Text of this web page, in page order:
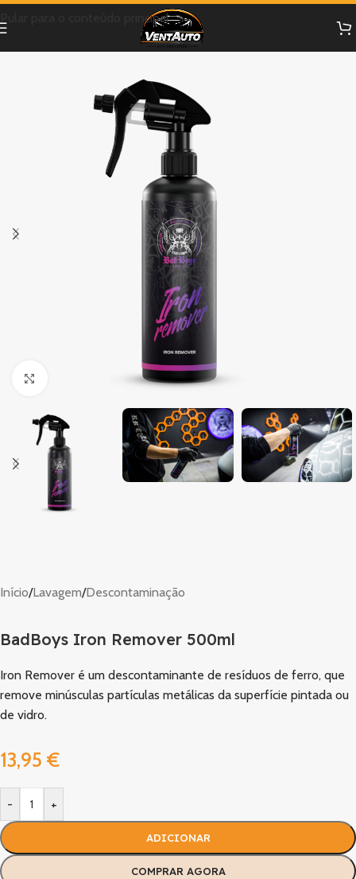
Pular para o conteúdo principal
Clique para ampliar
Início/Lavagem/Descontaminação
BadBoys Iron Remover 500ml
Iron Remover é um descontaminante de resíduos de ferro, que
remove minúsculas partículas metálicas da superfície pintada ou
de vidro.
13,95 €
- +
ADICIONAR
COMPRAR AGORA